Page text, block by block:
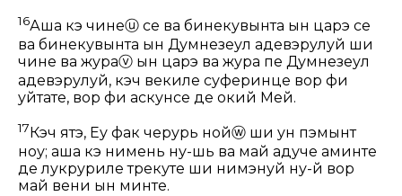
16Аша кэ чинеⓤ се ва бинекувынта ын царэ се
ва бинекувынта ын Думнезеул адевэрулуй ши
чине ва жураⓥ ын царэ ва жура пе Думнезеул
адевэрулуй, кэч векиле суферинце вор фи
уйтате, вор фи аскунсе де окий Мей.
17 Кэч ятэ, Еу фак черурь нойⓦ ши ун пэмынт
ноу; аша кэ нимень ну-шь ва май адуче аминте
де лукруриле трекуте ши нимэнуй ну-й вор
май вени ын минте.